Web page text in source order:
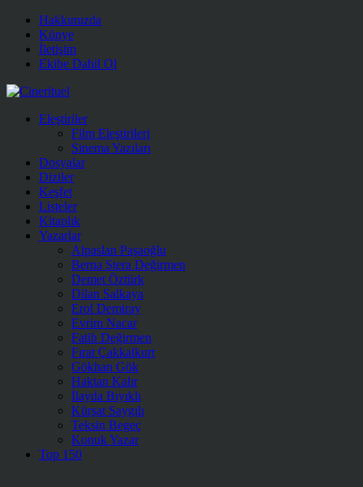
Hakkımızda
Künye
İletişim
Ekibe Dahil Ol
Eleştiriler
Film Eleştirileri
Sinema Yazıları
Dosyalar
Diziler
Keşfet
Listeler
Kitaplık
Yazarlar
Alpaslan Paşaoğlu
Berna Stera Değirmen
Demet Öztürk
Dilan Salkaya
Erol Demiray
Evrim Nacar
Fatih Değirmen
Fırat Çakkalkurt
Gökhan Gök
Haktan Kalır
İlayda Bıyıklı
Kürşat Saygılı
Teksin Begeç
Konuk Yazar
Top 150